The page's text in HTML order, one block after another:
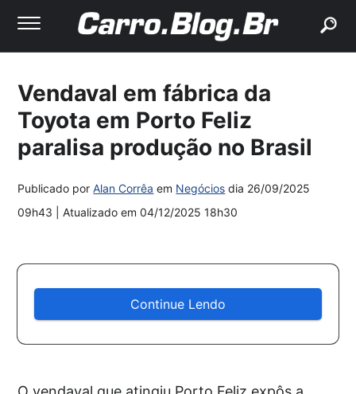
Vendaval em fábrica da
Toyota em Porto Feliz
paralisa produção no Brasil
Publicado porAlan Corrêa em Negócios dia 26/09/2025
09h43
| Atualizado em04/12/2025 18h30
Continue Lendo